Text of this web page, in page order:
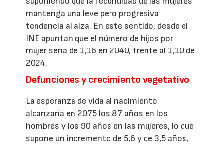
mantenga una leve pero progresiva
tendencia al alza. En este sentido, desde el
INE apuntan que el número de hijos por
mujer sería de 1,16 en 2040, frente al 1,10 de
2024.
Defunciones y crecimiento vegetativo
La esperanza de vida al nacimiento
alcanzaría en 2075 los 87 años en los
hombres y los 90 años en las mujeres, lo que
supone un incremento de 5,6 y de 3,5 años,